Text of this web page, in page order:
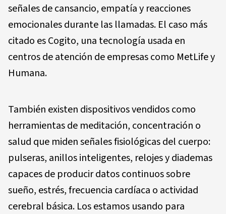
señales de cansancio, empatía y reacciones
emocionales durante las llamadas. El caso más
citado es Cogito, una tecnología usada en
centros de atención de empresas como MetLife y
Humana.
También existen dispositivos vendidos como
herramientas de meditación, concentración o
salud que miden señales fisiológicas del cuerpo:
pulseras, anillos inteligentes, relojes y diademas
capaces de producir datos continuos sobre
sueño, estrés, frecuencia cardíaca o actividad
cerebral básica. Los estamos usando para